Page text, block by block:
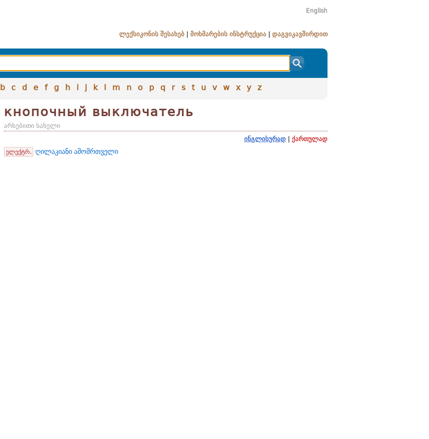
English
ლექსიკონის შესახებ მოხმარების ინსტრუქცია დაგვიკავშირდით
b c d e f g h i j k l m n o p q r s t u v w x y z
кнопочный выключатель
არსებითი სახელი
ინგლისურად
ქართულად
ელექტრ. ღილაკიანი ამომრთველი